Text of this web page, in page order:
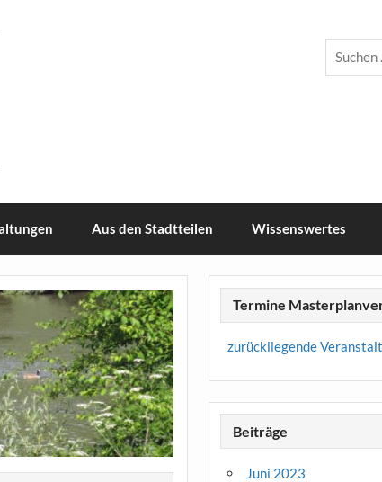
Feld
Aus den Stadtteilen Wissenswertes
Termine
zurückliegende
Beiträge
Juni 2023